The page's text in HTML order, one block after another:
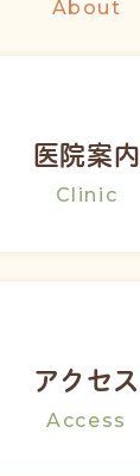
About
医院案内
Clinic
アクセス
Access